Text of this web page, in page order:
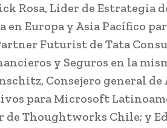
Rosa, Líder de Estrategia
en Europa y Asia Pacífico
Futurist de Tata
y Seguros en la
Consejero general de
para Microsoft
Thoughtworks Chile; y